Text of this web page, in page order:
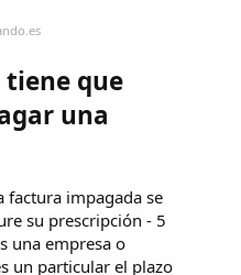
que
una
factura impagada se
su prescripción - 5
una empresa o
un particular el plazo